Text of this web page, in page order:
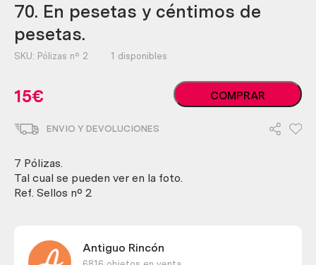
70. En pesetas y céntimos de
pesetas.
SKU: Pólizas nº 2 1 disponibles
15€
Pólizas
circuladas
70.
COMPRAR
ENVIO Y DEVOLUCIONES
7 Pólizas.
Tal cual se pueden ver en la foto.
Ref. Sellos nº 2
Antiguo Rincón